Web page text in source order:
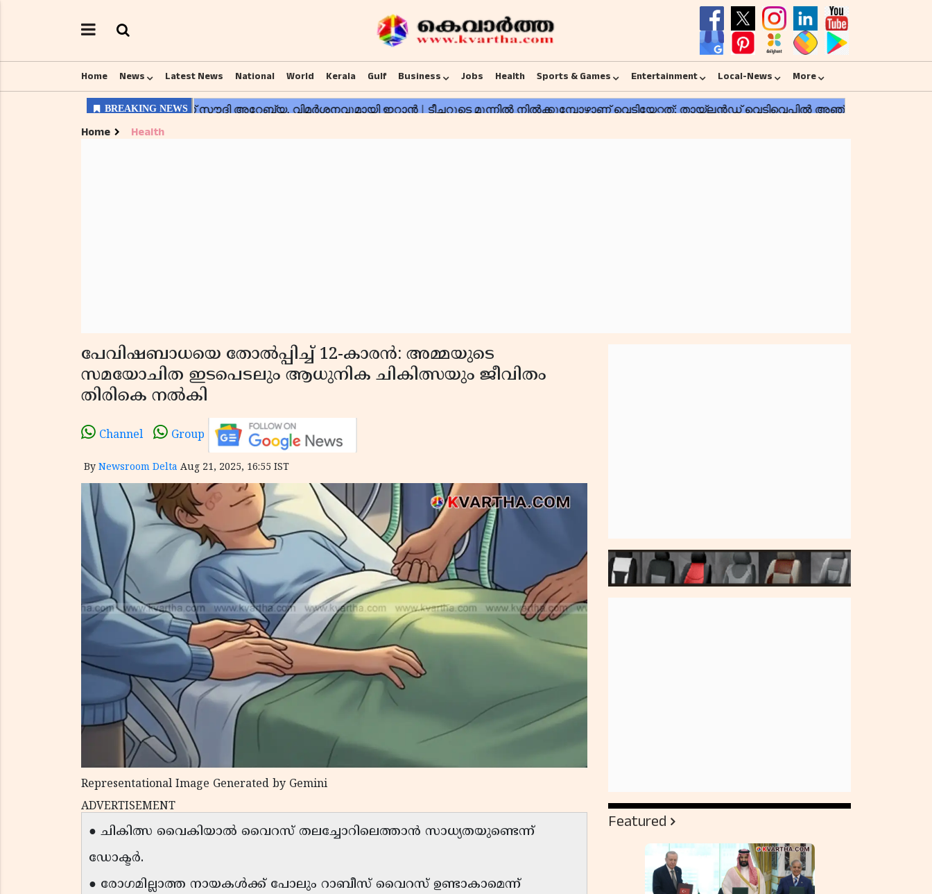
Home News Latest News National World Kerala Gulf Business Jobs Health Sports & Games Entertainment Local-News More
Home Health
പേവിഷബാധയെ തോൽപ്പിച്ച് 12-കാരൻ: അമ്മയുടെ
സമയോചിത ഇടപെടലും ആധുനിക ചികിത്സയും ജീവിതം
തിരികെ നൽകി
Channel Group
By Newsroom Delta Aug 21, 2025, 16:55 IST
Representational Image Generated by Gemini
ADVERTISEMENT
● ചികിത്സ വൈകിയാൽ വൈറസ് തലച്ചോറിലെത്താൻ സാധ്യതയുണ്ടെന്ന്
ഡോക്ടർ.
● രോഗമില്ലാത്ത നായകൾക്ക് പോലും റാബീസ് വൈറസ് ഉണ്ടാകാമെന്ന്
Featured